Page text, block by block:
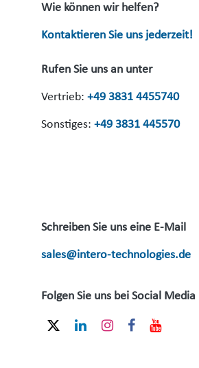
Wie können wir helfen?
Kontaktieren Sie uns jederzeit!
Rufen Sie uns an unter
Vertrieb: +49 3831 4455740
Sonstiges: +49 3831 445570
Schreiben Sie uns eine E-Mail
sales@intero-technologies.de
Folgen Sie uns bei Social Media